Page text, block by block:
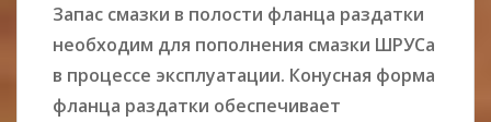
Запас смазки в полости фланца раздатки
необходим для пополнения смазки ШРУСа
в процессе эксплуатации. Конусная форма
фланца раздатки обеспечивает